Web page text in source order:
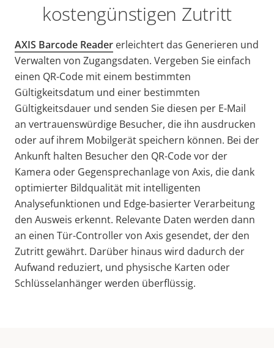
kostengünstigen Zutritt
AXIS Barcode Reader erleichtert das Generieren und
Verwalten von Zugangsdaten. Vergeben Sie einfach
einen QR-Code mit einem bestimmten
Gültigkeitsdatum und einer bestimmten
Gültigkeitsdauer und senden Sie diesen per E-Mail
an vertrauenswürdige Besucher, die ihn ausdrucken
oder auf ihrem Mobilgerät speichern können. Bei der
Ankunft halten Besucher den QR-Code vor der
Kamera oder Gegensprechanlage von Axis, die dank
optimierter Bildqualität mit intelligenten
Analysefunktionen und Edge-basierter Verarbeitung
den Ausweis erkennt. Relevante Daten werden dann
an einen Tür-Controller von Axis gesendet, der den
Zutritt gewährt. Darüber hinaus wird dadurch der
Aufwand reduziert, und physische Karten oder
Schlüsselanhänger werden überflüssig.